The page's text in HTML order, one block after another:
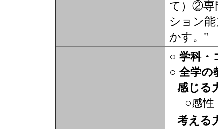
て）②専
ション
かす。"
○ 学科・
○ 全学の
感じる
○感性
考える